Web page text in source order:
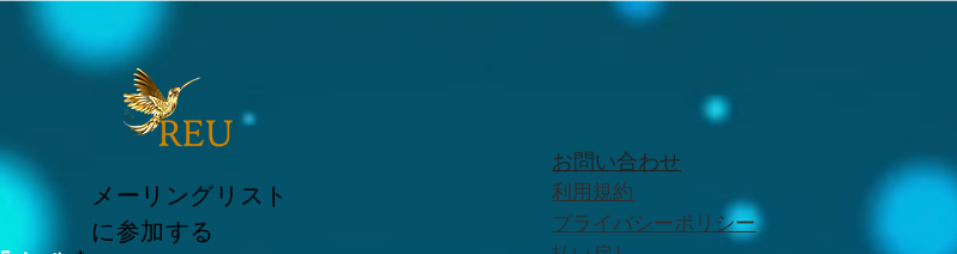
メーリングリスト
に参加する
お問い合わせ
利用規約
プライバシーポリシー